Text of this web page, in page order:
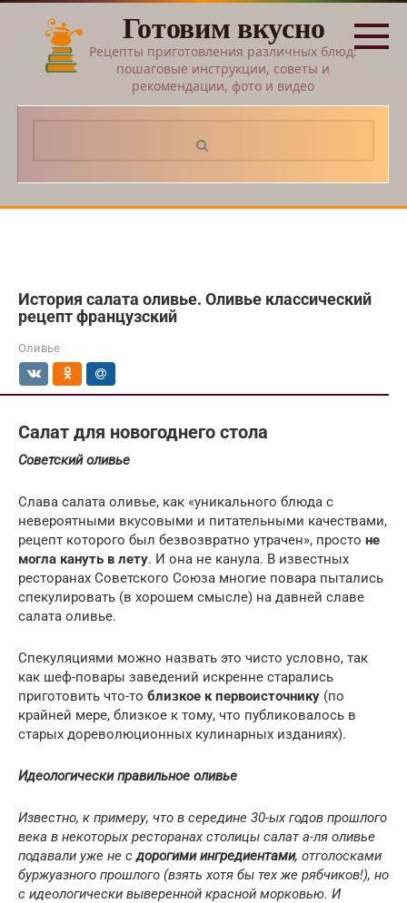
Перейти
контенту
Готовим вкусно
Рецепты приготовления различных блюд:
пошаговые инструкции, советы и
рекомендации, фото и видео
История салата оливье. Оливье классический
рецепт французский
Оливье
Салат для новогоднего стола
Советский оливье
Слава салата оливье, как «уникального блюда с
невероятными вкусовыми и питательными качествами,
рецепт которого был безвозвратно утрачен», просто не
могла кануть в лету. И она не канула. В известных
ресторанах Советского Союза многие повара пытались
спекулировать (в хорошем смысле) на давней славе
салата оливье.
Спекуляциями можно назвать это чисто условно, так
как шеф-повары заведений искренне старались
приготовить что-то близкое к первоисточнику (по
крайней мере, близкое к тому, что публиковалось в
старых дореволюционных кулинарных изданиях).
Идеологически правильное оливье
Известно, к примеру, что в середине 30-ых годов прошлого
века в некоторых ресторанах столицы салат а-ля оливье
подавали уже не сдорогими ингредиентами, отголосками
буржуазного прошлого (взять хотя бы тех же рябчиков!), но
с идеологически выверенной красной морковью. И